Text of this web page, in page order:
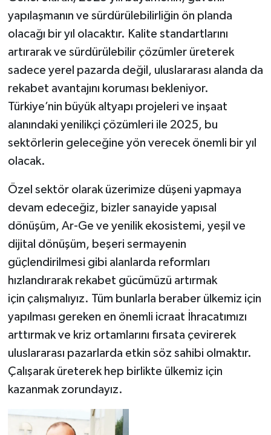
yapılaşmanın ve sürdürülebilirliğin ön planda
olacağı bir yıl olacaktır. Kalite standartlarını
artırarak ve sürdürülebilir çözümler üreterek
sadece yerel pazarda değil, uluslararası alanda da
rekabet avantajını koruması bekleniyor.
Türkiye’nin büyük altyapı projeleri ve inşaat
alanındaki yenilikçi çözümleri ile 2025, bu
sektörlerin geleceğine yön verecek önemli bir yıl
olacak.
Özel sektör olarak üzerimize düşeni yapmaya
devam edeceğiz, bizler sanayide yapısal
dönüşüm, Ar-Ge ve yenilik ekosistemi, yeşil ve
dijital dönüşüm, beşeri sermayenin
güçlendirilmesi gibi alanlarda reformları
hızlandırarak rekabet gücümüzü artırmak
için çalışmalıyız. Tüm bunlarla beraber ülkemiz için
yapılması gereken en önemli icraat İhracatımızı
arttırmak ve kriz ortamlarını fırsata çevirerek
uluslararası pazarlarda etkin söz sahibi olmaktır.
Çalışarak üreterek hep birlikte ülkemiz için
kazanmak zorundayız.